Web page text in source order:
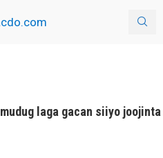
laga gacan siiyo joojinta